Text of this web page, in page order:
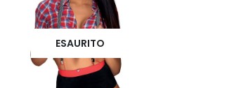
ESAURITO